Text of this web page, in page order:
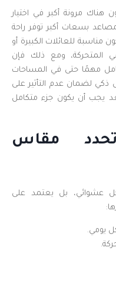
مرونة أكبر في اختيار
بسعات أكبر توفر راحة
للعائلات الكبيرة أو
المتحركة، ومع ذلك فإن
مهمًا حتى في المساحات
ذكي لضمان عدم التأثير على
يجب أن يكون جزء متكامل
مقاس
عشوائي، بل يعتمد على
يومي.